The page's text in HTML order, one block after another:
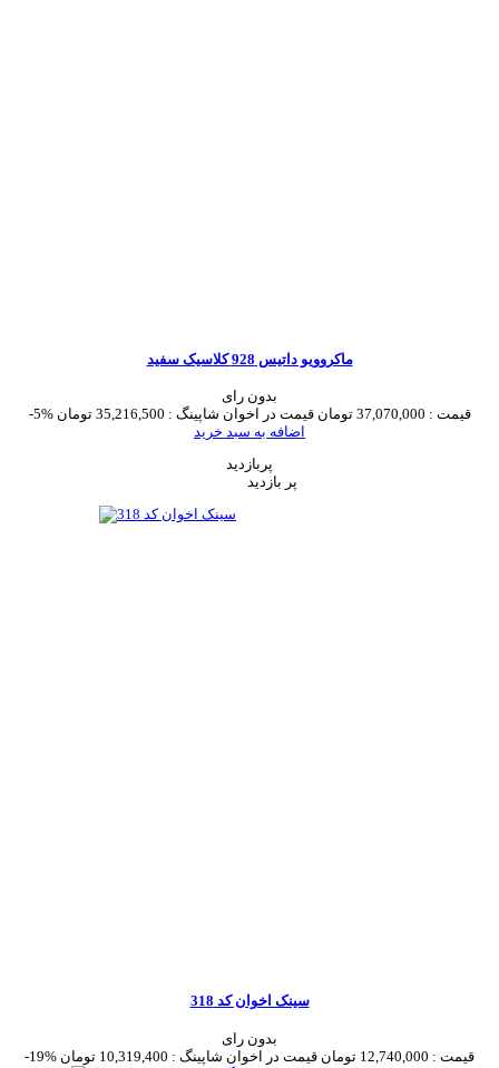
ماکروویو داتیس 928 کلاسیک سفید
بدون رای
-5%
قیمت : 37,070,000 تومان قیمت در اخوان شاپینگ : 35,216,500 تومان
اضافه به سبد خرید
پربازدید
پر بازدید
سینک اخوان کد 318
بدون رای
-19%
قیمت : 12,740,000 تومان قیمت در اخوان شاپینگ : 10,319,400 تومان